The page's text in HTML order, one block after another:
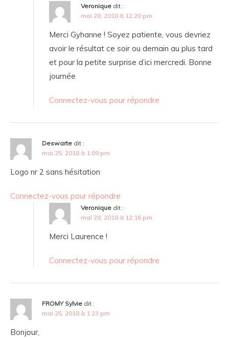
Veronique dit :
mai 28, 2018 à 12:20 pm
Merci Gyhanne ! Soyez patiente, vous devriez
avoir le résultat ce soir ou demain au plus tard
et pour la petite surprise d’ici mercredi. Bonne
journée
Connectez-vous pour répondre
Deswarte dit :
mai 25, 2018 à 1:09 pm
Logo nr 2 sans hésitation
Connectez-vous pour répondre
Veronique dit :
mai 28, 2018 à 12:16 pm
Merci Laurence !
Connectez-vous pour répondre
FROMY Sylvie dit :
mai 25, 2018 à 1:23 pm
Bonjour,